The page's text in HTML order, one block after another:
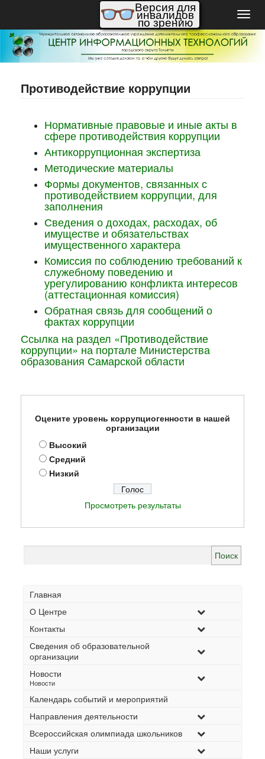
Версия для
инвалидов
по зрению
Противодействие коррупции
Нормативные правовые и иные акты в
сфере противодействия коррупции
Антикоррупционная экспертиза
Методические материалы
Формы документов, связанных с
противодействием коррупции, для
заполнения
Сведения о доходах, расходах, об
имуществе и обязательствах
имущественного характера
Комиссия по соблюдению требований к
служебному поведению и
урегулированию конфликта интересов
(аттестационная комиссия)
Обратная связь для сообщений о
фактах коррупции
Ссылка на раздел «Противодействие
коррупции» на портале Министерства
образования Самарской области
Оцените уровень коррупциогенности в нашей
организации
Высокий
Средний
Низкий
Просмотреть результаты
Главная
О Центре
Контакты
Сведения об образовательной
организации
Новости
–
Новости
Календарь событий и мероприятий
Направления деятельности
Всероссийская олимпиада школьников
Наши услуги